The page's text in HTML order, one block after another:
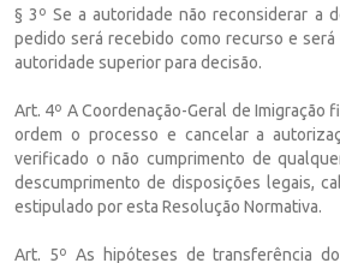
§ 3º Se a autoridade não reconsiderar a
pedido será recebido como recurso e
autoridade superior para decisão.
Art. 4º A Coordenação-Geral de Imigração
ordem o processo e cancelar a
verificado o não cumprimento de
descumprimento de disposições legais,
estipulado por esta Resolução Normativa.
Art. 5º As hipóteses de transferência